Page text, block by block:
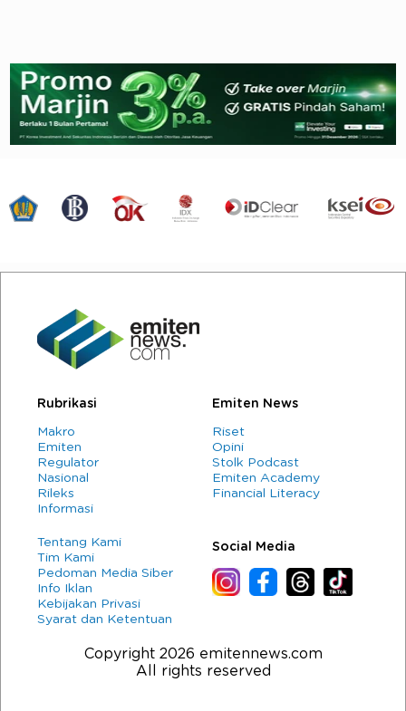
Rubrikasi
Makro
Emiten
Regulator
Nasional
Rileks
Informasi
Emiten News
Riset
Opini
Stolk Podcast
Emiten Academy
Financial Literacy
Tentang Kami
Tim Kami
Pedoman Media Siber
Info Iklan
Kebijakan Privasi
Syarat dan Ketentuan
Social Media
Copyright 2026 emitennews.com
All rights reserved